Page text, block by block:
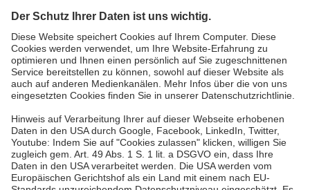
IT Consulting
IT-Services für KMU
IT Service Desk
Über uns
Karriere